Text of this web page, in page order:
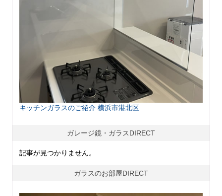
キッチンガラスのご紹介 横浜市港北区
ガレージ鏡・ガラスDIRECT
記事が見つかりません。
ガラスのお部屋DIRECT